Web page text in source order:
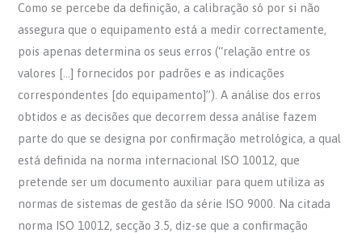
Como se percebe da definição, a calibração só por si não
assegura que o equipamento está a medir correctamente,
pois apenas determina os seus erros (“relação entre os
valores […] fornecidos por padrões e as indicações
correspondentes [do equipamento]”). A análise dos erros
obtidos e as decisões que decorrem dessa análise fazem
parte do que se designa por confirmação metrológica, a qual
está definida na norma internacional ISO 10012, que
pretende ser um documento auxiliar para quem utiliza as
normas de sistemas de gestão da série ISO 9000. Na citada
norma ISO 10012, secção 3.5, diz-se que a confirmação